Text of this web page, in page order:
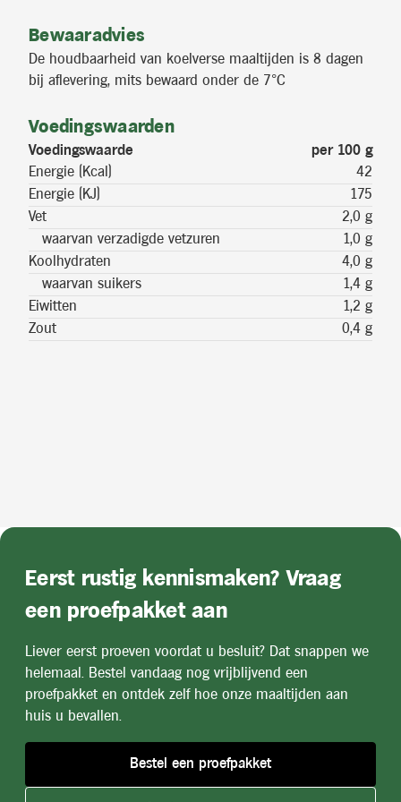
Bewaaradvies
De houdbaarheid van koelverse maaltijden is 8 dagen
bij aflevering, mits bewaard onder de 7°C
Voedingswaarden
Voedingswaarde
per 100 g
Energie (Kcal)
42
Energie (KJ)
175
Vet
2,0 g
waarvan verzadigde vetzuren
1,0 g
Koolhydraten
4,0 g
waarvan suikers
1,4 g
Eiwitten
1,2 g
Zout
0,4 g
Eerst rustig kennismaken? Vraag
een proefpakket aan
Liever eerst proeven voordat u besluit? Dat snappen we
helemaal. Bestel vandaag nog vrijblijvend een
proefpakket en ontdek zelf hoe onze maaltijden aan
huis u bevallen.
Bestel een proefpakket